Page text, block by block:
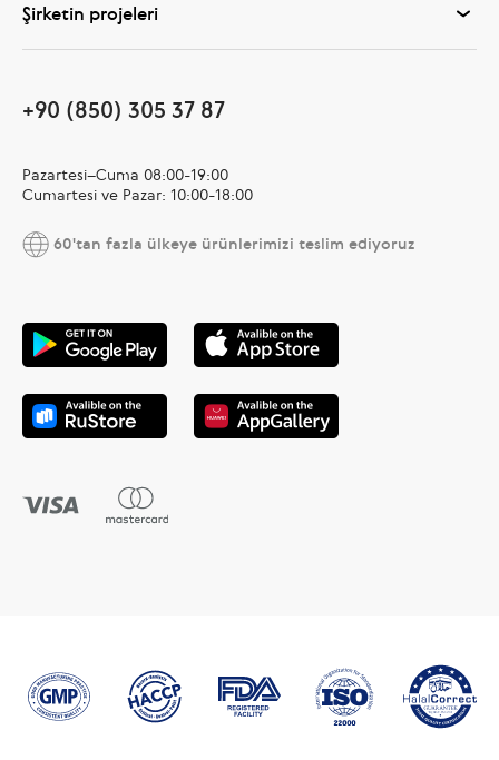
Şirketin projeleri
+90 (850) 305 37 87
Pazartesi–Cuma 08:00-19:00
Cumartesi ve Pazar: 10:00-18:00
60'tan fazla ülkeye ürünlerimizi teslim ediyoruz